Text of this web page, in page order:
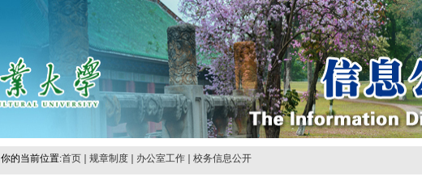
你的当前位置:首页 规章制度 办公室工作 校务信息公开